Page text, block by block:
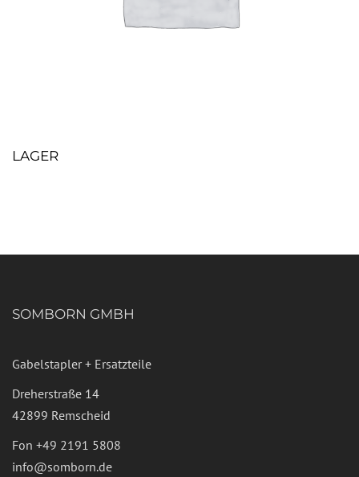
LAGER
SOMBORN GMBH
Gabelstapler + Ersatzteile
Dreherstraße 14
42899 Remscheid
Fon +49 2191 5808
info@somborn.de